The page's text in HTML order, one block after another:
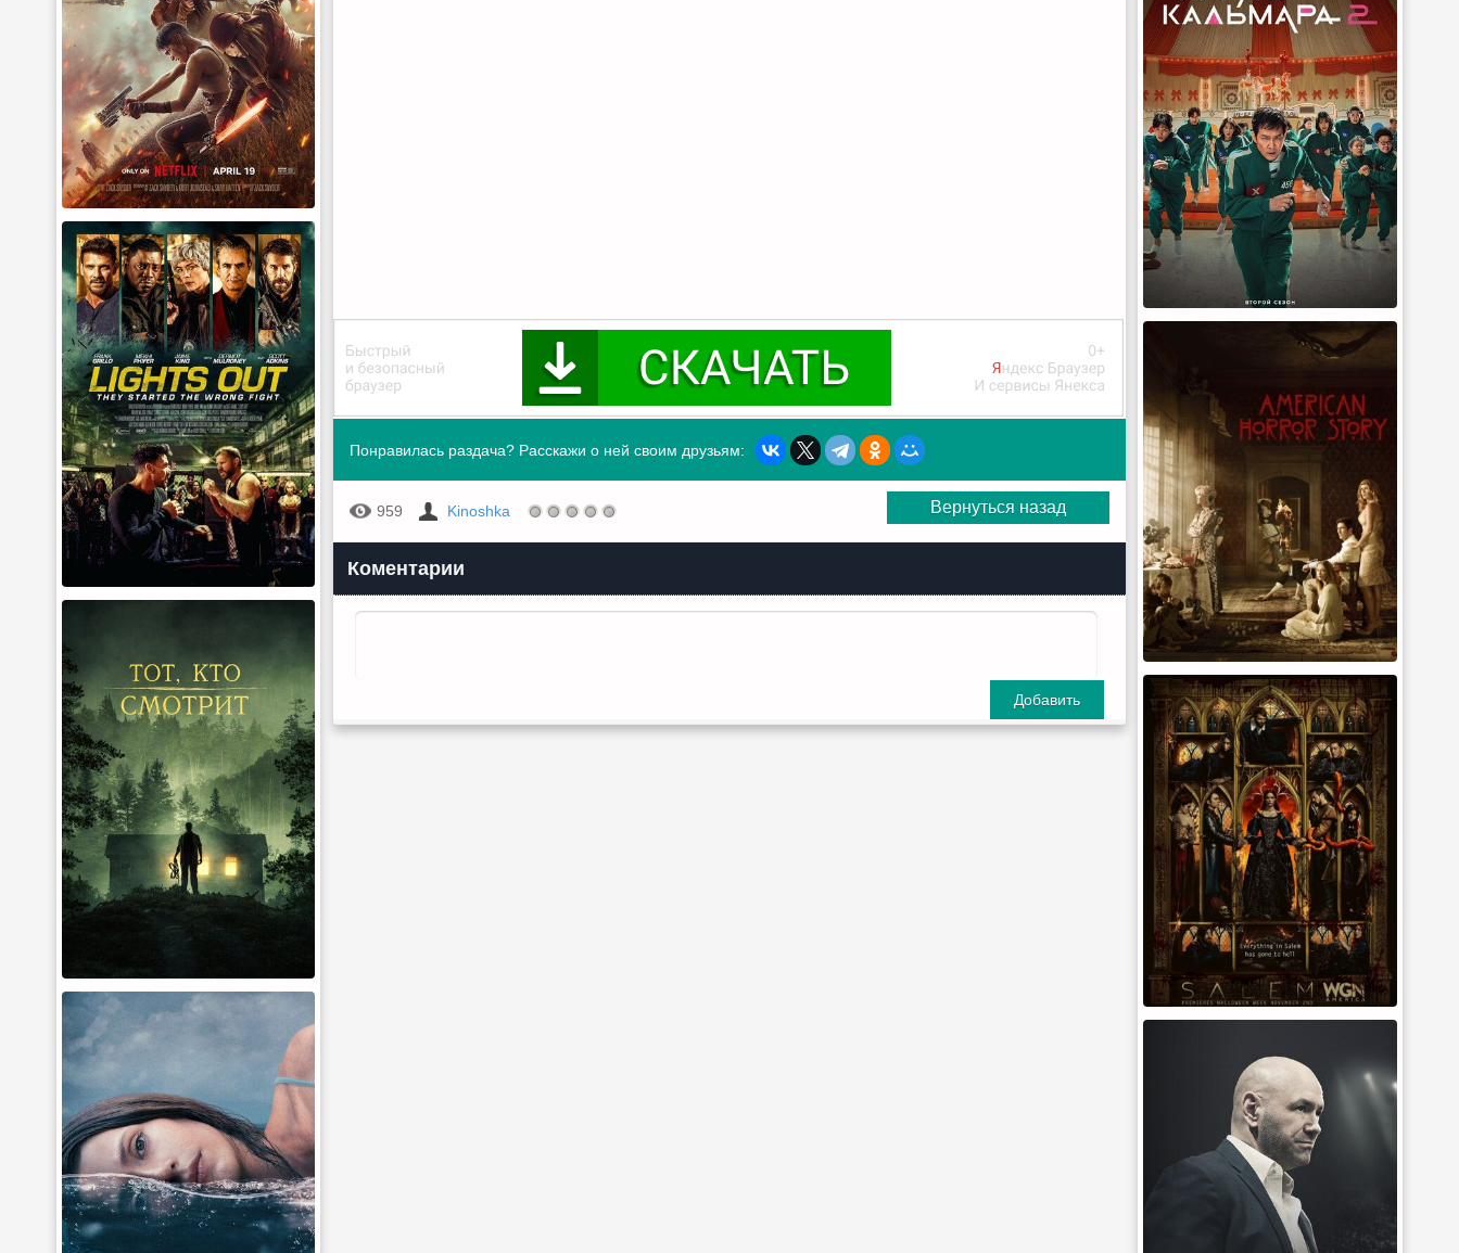
Понравилась раздача? Расскажи о ней своим друзьям:
959 Kinoshka Вернуться назад
Коментарии
Добавить